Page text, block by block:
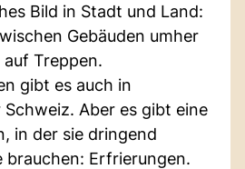
Bild in Stadt und Land:
Gebäuden umher
Treppen.
gibt es auch in
Aber es gibt eine
in der sie dringend
brauchen: Erfrierungen.